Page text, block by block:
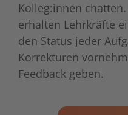
Kolleg:innen
erhalten Lehrkräfte
den Status jeder
Korrekturen
Feedback geben.